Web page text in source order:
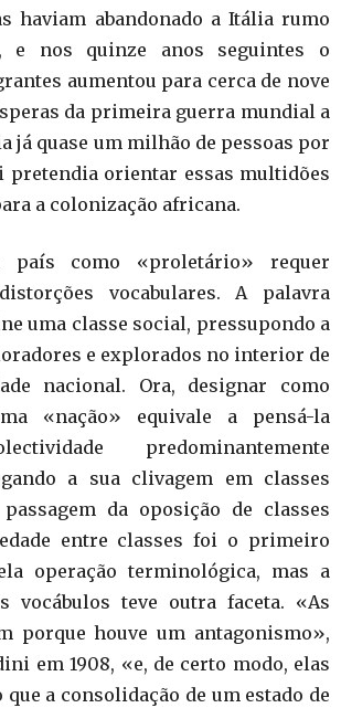
haviam abandonado a Itália rumo
e nos quinze anos seguintes o
aumentou para cerca de nove
da primeira guerra mundial a
já quase um milhão de pessoas por
pretendia orientar essas multidões
a colonização africana.
país como «proletário» requer
vocabulares. A palavra
uma classe social, pressupondo a
e explorados no interior de
nacional. Ora, designar como
«nação» equivale a pensá-la
predominantemente
a sua clivagem em classes
da oposição de classes
entre classes foi o primeiro
operação terminológica, mas a
vocábulos teve outra faceta. «As
porque houve um antagonismo»,
em 1908, «e, de certo modo, elas
que a consolidação de um estado de